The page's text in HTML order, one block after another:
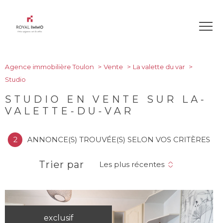
Agence immobilière Toulon Vente
La valette du var
Studio
STUDIO EN VENTE SUR LA-
VALETTE-DU-VAR
2 ANNONCE(S) TROUVÉE(S) SELON VOS CRITÈRES
Trier par Les plus récentes
exclusif